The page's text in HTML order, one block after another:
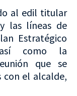
al edil titular
las líneas de
Estratégico
como la
que se
con el alcalde,